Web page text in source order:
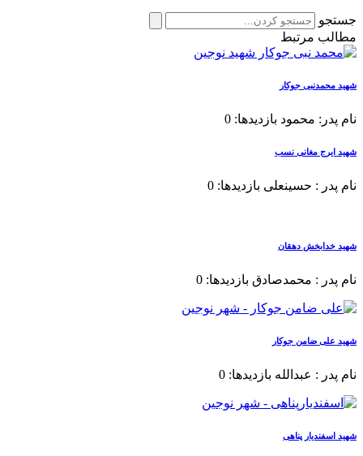
جستجو
مطالب مرتبط
شهید محمدنبی جوکار
نام پدر: محمود بازدیدها: 0
شهید ایرج مغانی نسب
نام پدر : حسینعلی بازدیدها: 0
شهید خدابخش دهقان
نام پدر : محمدصادق بازدیدها: 0
شهید علی ضامن جوکار
نام پدر : عبدالله بازدیدها: 0
شهید اسفندیار پناهی